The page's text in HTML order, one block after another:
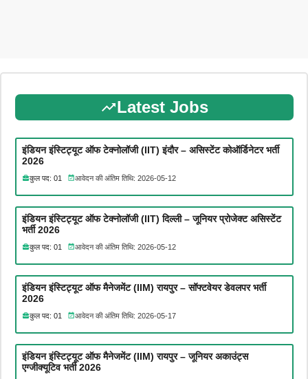
Latest Jobs
इंडियन इंस्टिट्यूट ऑफ टेक्नोलॉजी (IIT) इंदौर – असिस्टेंट कोऑर्डिनेटर भर्ती
2026
कुल पद: 01 आवेदन की अंतिम तिथि: 2026-05-12
इंडियन इंस्टिट्यूट ऑफ टेक्नोलॉजी (IIT) दिल्ली – जूनियर प्रोजेक्ट असिस्टेंट
भर्ती 2026
कुल पद: 01 आवेदन की अंतिम तिथि: 2026-05-12
इंडियन इंस्टिट्यूट ऑफ मैनेजमेंट (IIM) रायपुर – सॉफ्टवेयर डेवलपर भर्ती
2026
कुल पद: 01 आवेदन की अंतिम तिथि: 2026-05-17
इंडियन इंस्टिट्यूट ऑफ मैनेजमेंट (IIM) रायपुर – जूनियर अकाउंट्स
एग्जीक्यूटिव भर्ती 2026